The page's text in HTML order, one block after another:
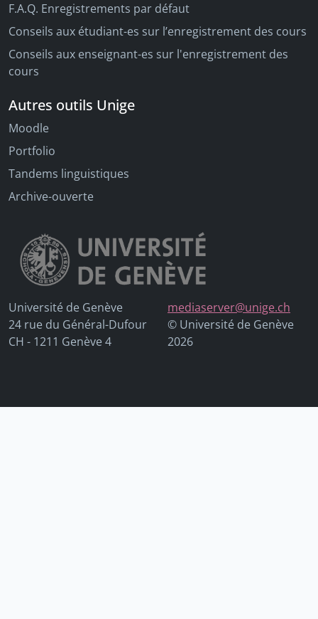
F.A.Q. Enregistrements par défaut
Conseils aux étudiant-es sur l’enregistrement des cours
Conseils aux enseignant-es sur l'enregistrement des
cours
Autres outils Unige
Moodle
Portfolio
Tandems linguistiques
Archive-ouverte
Université de Genève
24 rue du Général-Dufour
CH - 1211 Genève 4
mediaserver@unige.ch
© Université de Genève
2026